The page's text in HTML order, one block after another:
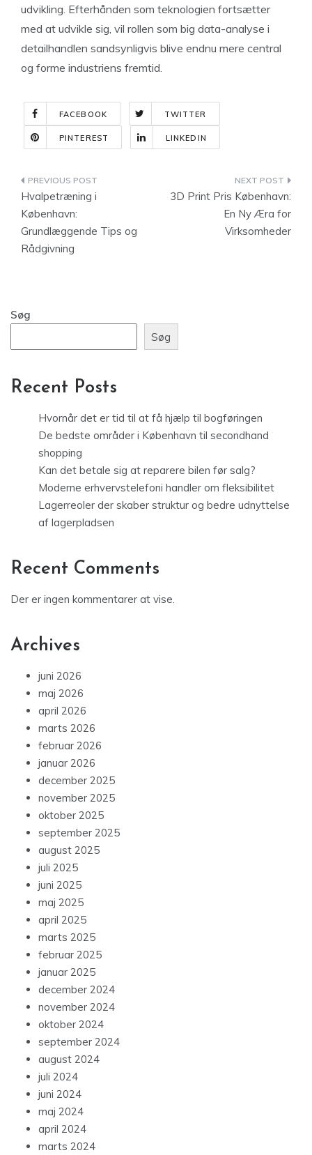
udvikling. Efterhånden som teknologien fortsætter
med at udvikle sig, vil rollen som big data-analyse i
detailhandlen sandsynligvis blive endnu mere central
og forme industriens fremtid.
FACEBOOK TWITTER
PINTEREST LINKEDIN
Indlægsnavigation
Hvalpetræning i
København:
Grundlæggende Tips og
Rådgivning
3D Print Pris København:
En Ny Æra for
Virksomheder
Søg
Søg
Recent Posts
Hvornår det er tid til at få hjælp til bogføringen
De bedste områder i København til secondhand
shopping
Kan det betale sig at reparere bilen før salg?
Moderne erhvervstelefoni handler om fleksibilitet
Lagerreoler der skaber struktur og bedre udnyttelse
af lagerpladsen
Recent Comments
Der er ingen kommentarer at vise.
Archives
juni 2026
maj 2026
april 2026
marts 2026
februar 2026
januar 2026
december 2025
november 2025
oktober 2025
september 2025
august 2025
juli 2025
juni 2025
maj 2025
april 2025
marts 2025
februar 2025
januar 2025
december 2024
november 2024
oktober 2024
september 2024
august 2024
juli 2024
juni 2024
maj 2024
april 2024
marts 2024